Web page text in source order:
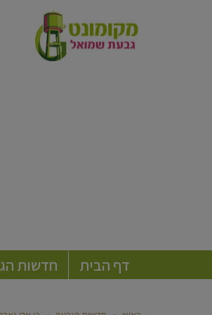
דף הבית חדשות